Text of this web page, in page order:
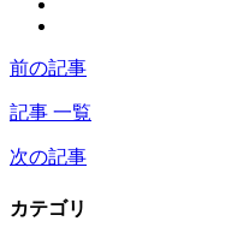
前の記事
記事 一覧
次の記事
カテゴリ